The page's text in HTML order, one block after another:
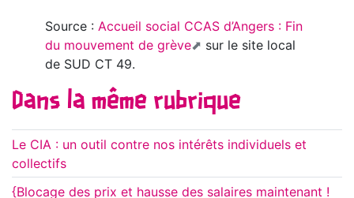
Source : Accueil social CCAS d’Angers : Fin
du mouvement de grève
sur le site local
de SUD CT 49.
Dans la même rubrique
Le CIA : un outil contre nos intérêts individuels et
collectifs
{Blocage des prix et hausse des salaires maintenant !